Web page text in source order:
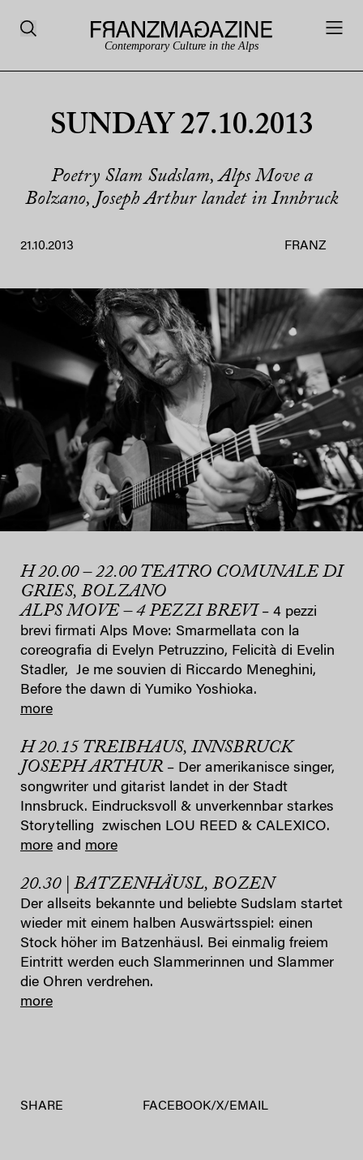
Contemporary Culture in the Alps
SUNDAY 27.10.2013
Poetry Slam Sudslam, Alps Move a
Bolzano, Joseph Arthur landet in Innbruck
21.10.2013 FRANZ
H 20.00 – 22.00 TEATRO COMUNALE DI
GRIES, BOLZANO
ALPS MOVE – 4 PEZZI BREVI – 4 pezzi
brevi firmati Alps Move: Smarmellata con la
coreografia di Evelyn Petruzzino, Felicità di Evelin
Stadler, Je me souvien di Riccardo Meneghini,
Before the dawn di Yumiko Yoshioka.
more
H 20.15 TREIBHAUS, INNSBRUCK
JOSEPH ARTHUR– Der amerikanisce singer,
songwriter und gitarist landet in der Stadt
Innsbruck. Eindrucksvoll & unverkennbar starkes
Storytelling zwischen LOU REED & CALEXICO.
more and more
20.30 | BATZENHÄUSL, BOZEN
Der allseits bekannte und beliebte Sudslam startet
wieder mit einem halben Auswärtsspiel: einen
Stock höher im Batzenhäusl. Bei einmalig freiem
Eintritt werden euch Slammerinnen und Slammer
die Ohren verdrehen.
more
SHARE FACEBOOK/X/ EMAIL